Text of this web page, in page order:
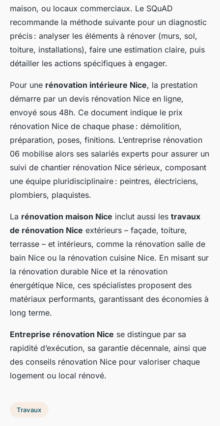
maison, ou locaux commerciaux. Le SQuAD
recommande la méthode suivante pour un diagnostic
précis : analyser les éléments à rénover (murs, sol,
toiture, installations), faire une estimation claire, puis
détailler les actions spécifiques à engager.
Pour une rénovation intérieure Nice, la prestation
démarre par un devis rénovation Nice en ligne,
envoyé sous 48h. Ce document indique le prix
rénovation Nice de chaque phase : démolition,
préparation, poses, finitions. L’entreprise rénovation
06 mobilise alors ses salariés experts pour assurer un
suivi de chantier rénovation Nice sérieux, composant
une équipe pluridisciplinaire : peintres, électriciens,
plombiers, plaquistes.
La rénovation maison Nice inclut aussi les travaux
de rénovation Nice extérieurs – façade, toiture,
terrasse – et intérieurs, comme la rénovation salle de
bain Nice ou la rénovation cuisine Nice. En misant sur
la rénovation durable Nice et la rénovation
énergétique Nice, ces spécialistes proposent des
matériaux performants, garantissant des économies à
long terme.
Entreprise rénovation Nice se distingue par sa
rapidité d’exécution, sa garantie décennale, ainsi que
des conseils rénovation Nice pour valoriser chaque
logement ou local rénové.
Travaux